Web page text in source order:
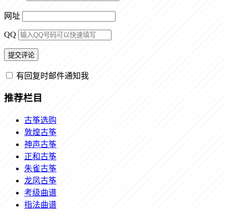
网址
QQ
有回复时邮件通知我
推荐栏目
古筝选购
敦煌古筝
神声古筝
正和古筝
朱雀古筝
龙凤古筝
考级曲谱
指法曲谱